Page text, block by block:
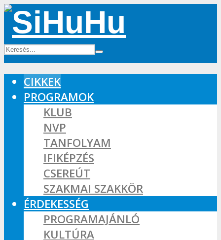
CIKKEK
PROGRAMOK
KLUB
NVP
TANFOLYAM
IFIKÉPZÉS
CSEREÚT
SZAKMAI SZAKKÖR
ÉRDEKESSÉG
PROGRAMAJÁNLÓ
KULTÚRA